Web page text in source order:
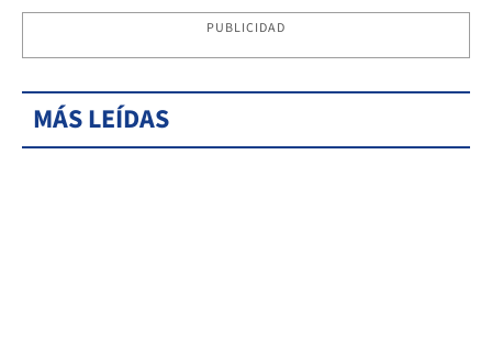
PUBLICIDAD
MÁS LEÍDAS